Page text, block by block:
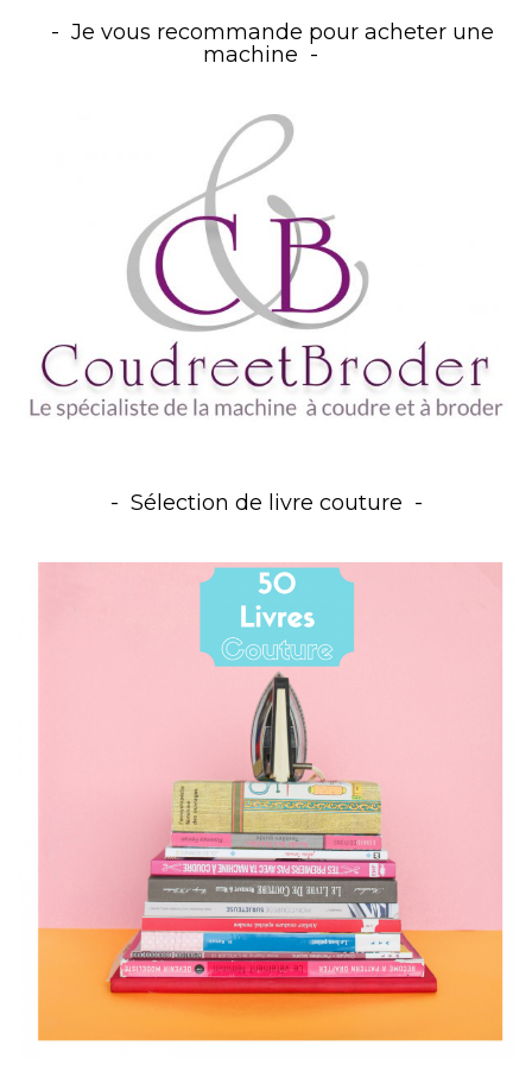
Je vous recommande pour acheter une
machine
Sélection de livre couture